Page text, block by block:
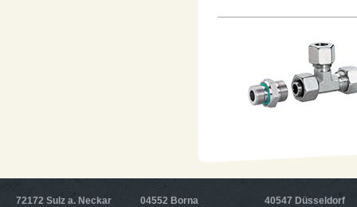
72172 Sulz a. Neckar
04552 Borna
40547 Düsseldorf